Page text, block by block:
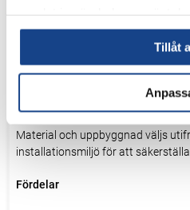
Tillåt
Lösningarna är avsedda för både
beroende på utförande och
Material och uppbyggnad väljs
installationsmiljö för att
Fördelar